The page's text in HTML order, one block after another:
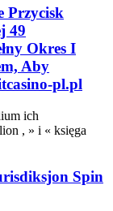
Przycisk
49
Okres I
Aby
pl.pl
ich
, » i « księga
Spin